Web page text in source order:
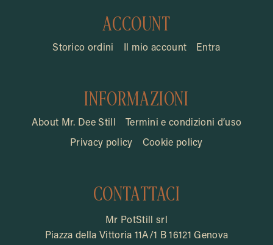
ACCOUNT
Storico ordini Il mio account Entra
INFORMAZIONI
About Mr. Dee Still Termini e condizioni d’uso
Privacy policy Cookie policy
CONTATTACI
Mr PotStill srl
Piazza della Vittoria 11A/1 B 16121 Genova